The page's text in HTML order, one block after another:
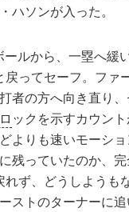
ハソンが入った。
ルから、一塁へ緩
戻ってセーフ。ファ
者の方へ向き直り
ックを示すカウン
よりも速いモーシ
残っていたのか、
れず、どうしようも
ストのターナーに